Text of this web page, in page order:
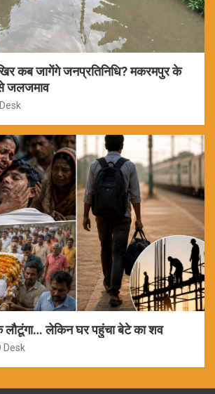
कब जागेंगे जनप्रतिनिधि? मकरमपुर के
से जलजमाव
लौटूंगा… लेकिन घर पहुंचा बेटे का शव
Desk